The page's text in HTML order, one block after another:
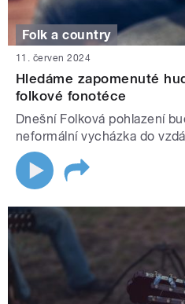
Folk a country
11. červen 2024
Hledáme zapomenuté
folkové fonotéce
Dnešní Folková pohlazení
neformální vycházka do